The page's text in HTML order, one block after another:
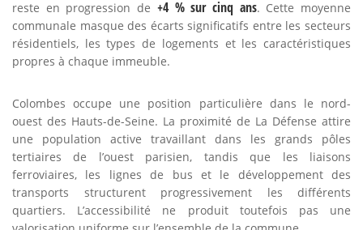
reste en progression de +4 % sur cinq ans. Cette moyenne
communale masque des écarts significatifs entre les secteurs
résidentiels, les types de logements et les caractéristiques
propres à chaque immeuble.
Colombes occupe une position particulière dans le nord-
ouest des Hauts-de-Seine. La proximité de La Défense attire
une population active travaillant dans les grands pôles
tertiaires de l’ouest parisien, tandis que les liaisons
ferroviaires, les lignes de bus et le développement des
transports structurent progressivement les différents
quartiers. L’accessibilité ne produit toutefois pas une